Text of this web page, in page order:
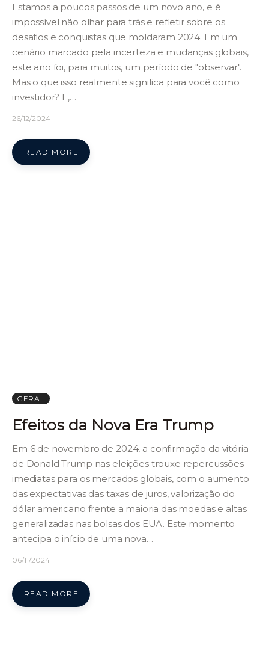
Estamos a poucos passos de um novo ano, e é
impossível não olhar para trás e refletir sobre os
desafios e conquistas que moldaram 2024. Em um
cenário marcado pela incerteza e mudanças globais,
este ano foi, para muitos, um período de "observar".
Mas o que isso realmente significa para você como
investidor? E,…
26/12/2024
READ MORE
GERAL
Efeitos da Nova Era Trump
Em 6 de novembro de 2024, a confirmação da vitória
de Donald Trump nas eleições trouxe repercussões
imediatas para os mercados globais, com o aumento
das expectativas das taxas de juros, valorização do
dólar americano frente a maioria das moedas e altas
generalizadas nas bolsas dos EUA. Este momento
antecipa o início de uma nova…
06/11/2024
READ MORE